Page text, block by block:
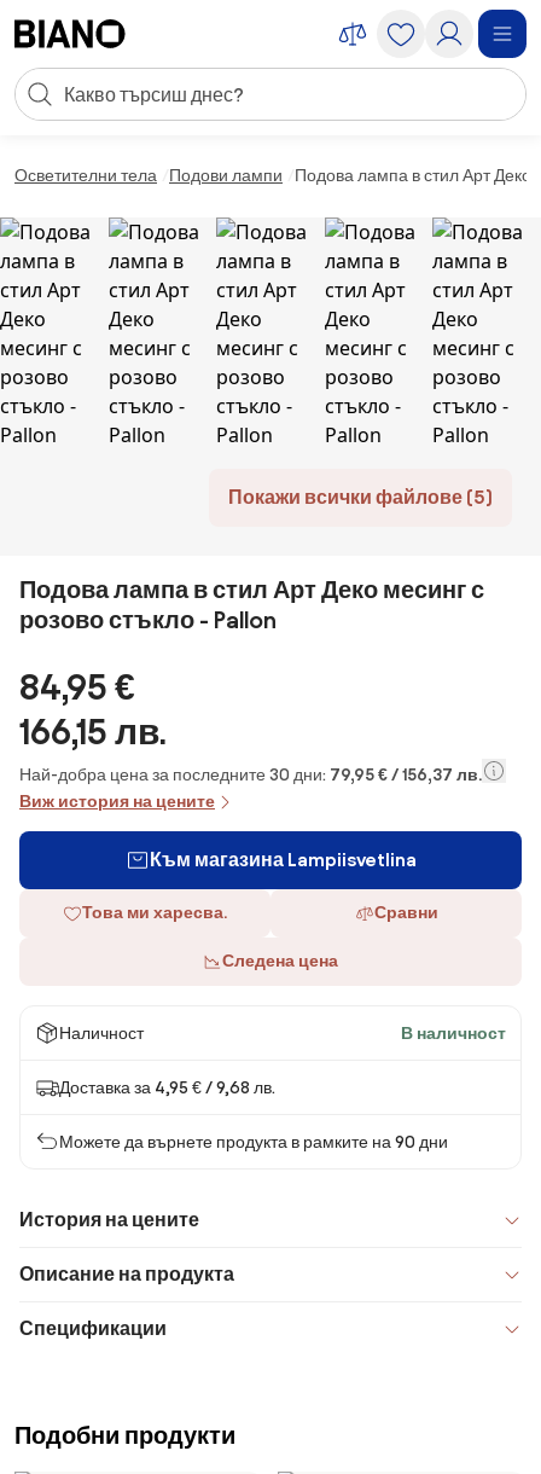
Търсене
Осветителни тела Подови лампи Подова лампа в стил Арт Деко
Покажи всички файлове (5)
Подова лампа в стил Арт Деко месинг с
розово стъкло - Pallon
84,95 €
166,15 лв.
Най-добра цена за последните 30 дни: 79,95 € / 156,37 лв.
Виж история на цените
Към магазина Lampiisvetlina
Това ми харесва. Сравни
Следена цена
Наличност В наличност
Доставка за 4,95 € / 9,68 лв.
Можете да върнете продукта в рамките на 90 дни
История на цените
Описание на продукта
Спецификации
Подобни продукти